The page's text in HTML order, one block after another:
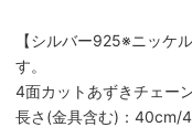
【シルバー925※ニッケ
す。
4面カットあずきチェー
長さ(金具含む)：40cm/